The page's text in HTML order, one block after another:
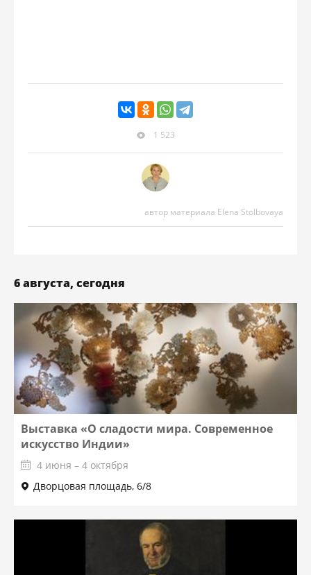
1 523
автор материала Elena Stolbovaya
6 августа, сегодня
Выставка «О сладости мира. Современное
искусство Индии»
4 июня – 4 октября
Дворцовая площадь, 6/8